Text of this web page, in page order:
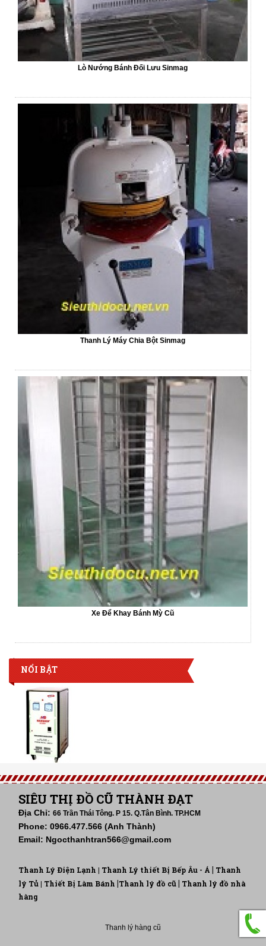
Lò Nướng Bánh Đối Lưu Sinmag
Thanh Lý Máy Chia Bột Sinmag
Xe Để Khay Bánh Mỳ Cũ
NỔI BẬT
SIÊU THỊ ĐỒ CŨ THÀNH ĐẠT
Địa Chỉ: 66 Trần Thái Tông. P 15. Q.Tân Bình. TP.HCM
Phone: 0966.477.566 (Anh Thành)
Email: Ngocthanhtran566@gmail.com
Thanh Lý Điện Lạnh | Thanh Lý thiết Bị Bếp Âu - Á | Thanh
lý Tủ | Thiết Bị Làm Bánh |Thanh lý đồ cũ| Thanh lý đồ nhà
hàng
Thanh lý hàng cũ